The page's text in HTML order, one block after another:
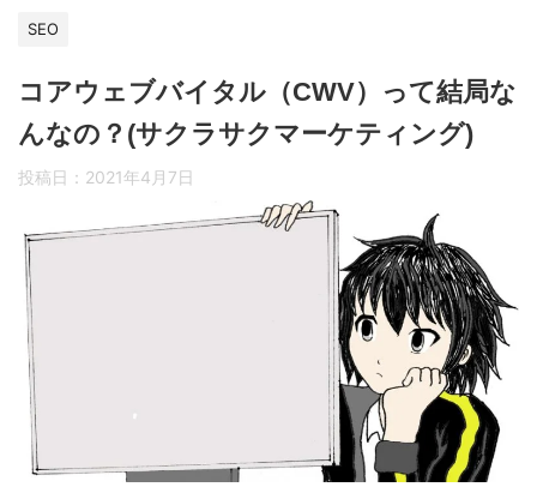
SEO
コアウェブバイタル（CWV）って結局な
んなの？(サクラサクマーケティング)
投稿日： 2021年4月7日